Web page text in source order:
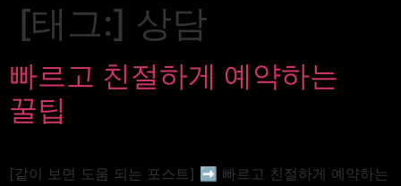
[태그:] 상담
빠르고 친절하게 예약하는
꿀팁
[같이 보면 도움 되는 포스트] ➡️ 빠르고 친절하게 예약하는